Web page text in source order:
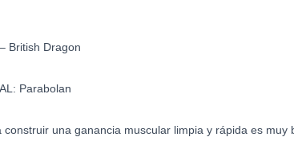
British Dragon
Parabolan
construir una ganancia muscular limpia y rápida es